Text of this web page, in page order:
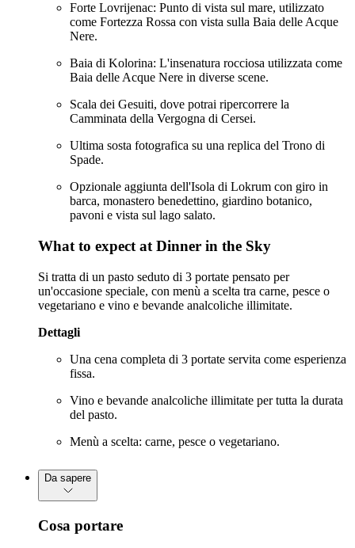
Forte Lovrijenac: Punto di vista sul mare, utilizzato
come Fortezza Rossa con vista sulla Baia delle Acque
Nere.
Baia di Kolorina: L'insenatura rocciosa utilizzata come
Baia delle Acque Nere in diverse scene.
Scala dei Gesuiti, dove potrai ripercorrere la
Camminata della Vergogna di Cersei.
Ultima sosta fotografica su una replica del Trono di
Spade.
Opzionale aggiunta dell'Isola di Lokrum con giro in
barca, monastero benedettino, giardino botanico,
pavoni e vista sul lago salato.
What to expect at Dinner in the Sky
Si tratta di un pasto seduto di 3 portate pensato per
un'occasione speciale, con menù a scelta tra carne, pesce o
vegetariano e vino e bevande analcoliche illimitate.
Dettagli
Una cena completa di 3 portate servita come esperienza
fissa.
Vino e bevande analcoliche illimitate per tutta la durata
del pasto.
Menù a scelta: carne, pesce o vegetariano.
Da sapere
Cosa portare